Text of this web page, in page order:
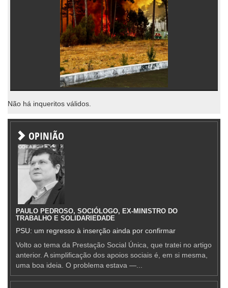
Não há inqueritos válidos.
OPINIÃO
PAULO PEDROSO, SOCIÓLOGO, EX-MINISTRO DO
TRABALHO E SOLIDARIEDADE
PSU: um regresso à inserção ainda por confirmar
Volto ao tema da Prestação Social Única, que tratei no artigo
anterior. A simplificação dos apoios sociais é, em si mesma,
uma boa ideia. O problema estava —...